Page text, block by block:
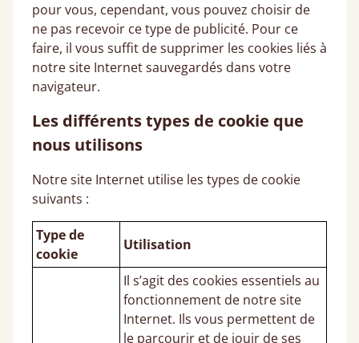
pour vous, cependant, vous pouvez choisir de
ne pas recevoir ce type de publicité. Pour ce
faire, il vous suffit de supprimer les cookies liés à
notre site Internet sauvegardés dans votre
navigateur.
Les différents types de cookie que
nous utilisons
Notre site Internet utilise les types de cookie
suivants :
Type de
cookie
Utilisation
Il s’agit des cookies essentiels au
fonctionnement de notre site
Internet. Ils vous permettent de
le parcourir et de jouir de ses